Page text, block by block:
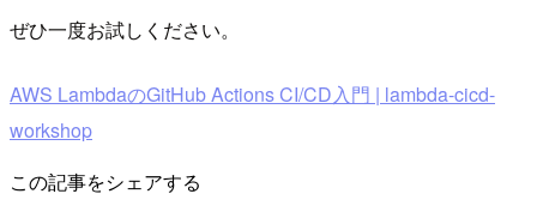
ぜひ一度お試しください。
AWS LambdaのGitHub Actions CI/CD入門 | lambda-cicd-
workshop
この記事をシェアする